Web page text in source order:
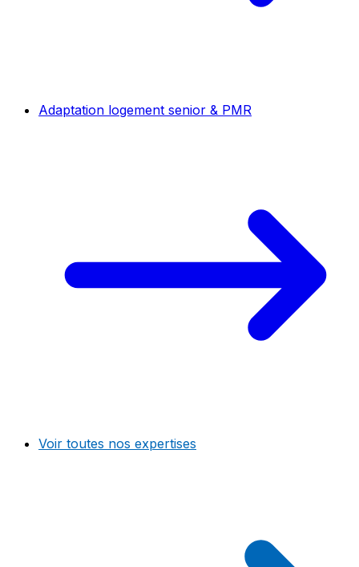
Adaptation logement senior & PMR
Voir toutes nos expertises